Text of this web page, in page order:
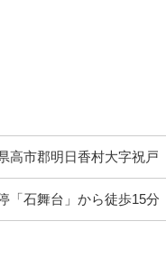
高市郡明日香村大字祝戸
「石舞台」から徒歩15分